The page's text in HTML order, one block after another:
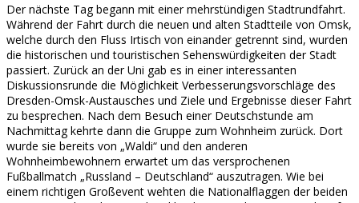
Der nächste Tag begann mit einer mehrstündigen Stadtrundfahrt.
Während der Fahrt durch die neuen und alten Stadtteile von Omsk,
welche durch den Fluss Irtisch von einander getrennt sind, wurden
die historischen und touristischen Sehenswürdigkeiten der Stadt
passiert. Zurück an der Uni gab es in einer interessanten
Diskussionsrunde die Möglichkeit Verbesserungsvorschläge des
Dresden-Omsk-Austausches und Ziele und Ergebnisse dieser Fahrt
zu besprechen. Nach dem Besuch einer Deutschstunde am
Nachmittag kehrte dann die Gruppe zum Wohnheim zurück. Dort
wurde sie bereits von „Waldi“ und den anderen
Wohnheimbewohnern erwartet um das versprochenen
Fußballmatch „Russland – Deutschland“ auszutragen. Wie bei
einem richtigen Großevent wehten die Nationalflaggen der beiden